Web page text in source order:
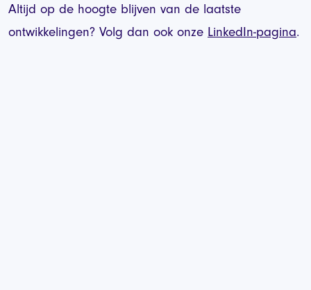
Altijd op de hoogte blijven van de laatste
ontwikkelingen? Volg dan ook onze LinkedIn-pagina.